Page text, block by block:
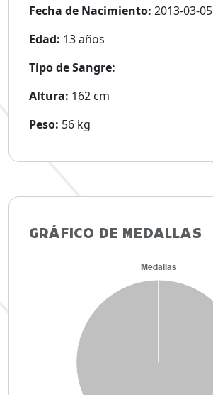
Fecha de Nacimiento: 2013-03-05
Edad: 13 años
Tipo de Sangre:
Altura: 162 cm
Peso: 56 kg
GRÁFICO DE MEDALLAS